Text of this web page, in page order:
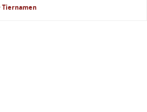
Tiernamen